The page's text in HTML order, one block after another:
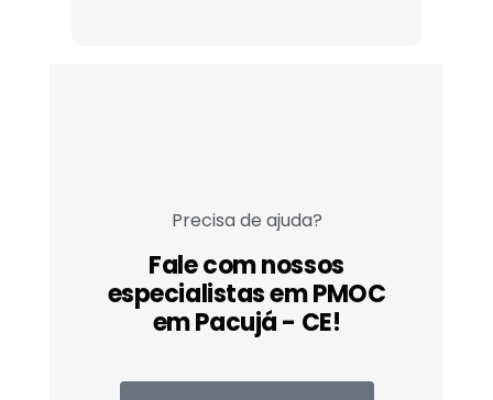
Precisa de ajuda?
Fale com nossos
especialistas em PMOC
em Pacujá - CE!